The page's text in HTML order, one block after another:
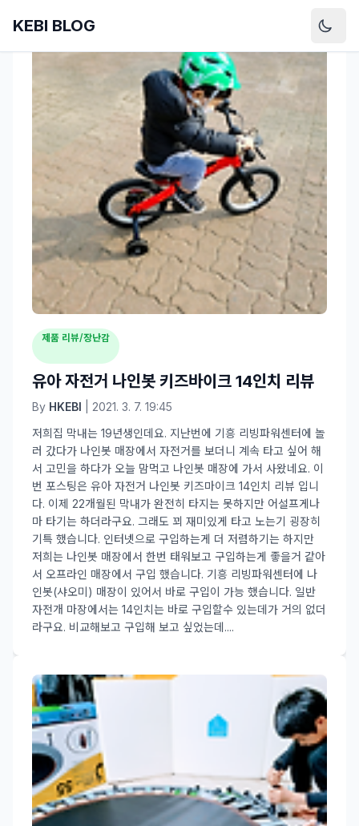
KEBI BLOG
제품 리뷰/장난감
유아 자전거 나인봇 키즈바이크 14인치 리뷰
By HKEBI | 2021. 3. 7. 19:45
저희집 막내는 19년생인데요. 지난번에 기흥 리빙파워센터에 놀
러 갔다가 나인봇 매장에서 자전거를 보더니 계속 타고 싶어 해
서 고민을 하다가 오늘 맘먹고 나인봇 매장에 가서 사왔네요. 이
번 포스팅은 유아 자전거 나인봇 키즈마이크 14인치 리뷰 입니
다. 이제 22개월된 막내가 완전히 타지는 못하지만 어설프게나
마 타기는 하더라구요. 그래도 꾀 재미있게 타고 노는기 굉장히
기특 했습니다. 인터넷으로 구입하는게 더 저렴하기는 하지만
저희는 나인봇 매장에서 한번 태워보고 구입하는게 좋을거 같아
서 오프라인 매장에서 구입 했습니다. 기흥 리빙파워센터에 나
인봇(샤오미) 매장이 있어서 바로 구입이 가능 했습니다. 일반
자전개 마장에서는 14인치는 바로 구입할수 있는데가 거의 없더
라구요. 비교해보고 구입해 보고 싶었는데....